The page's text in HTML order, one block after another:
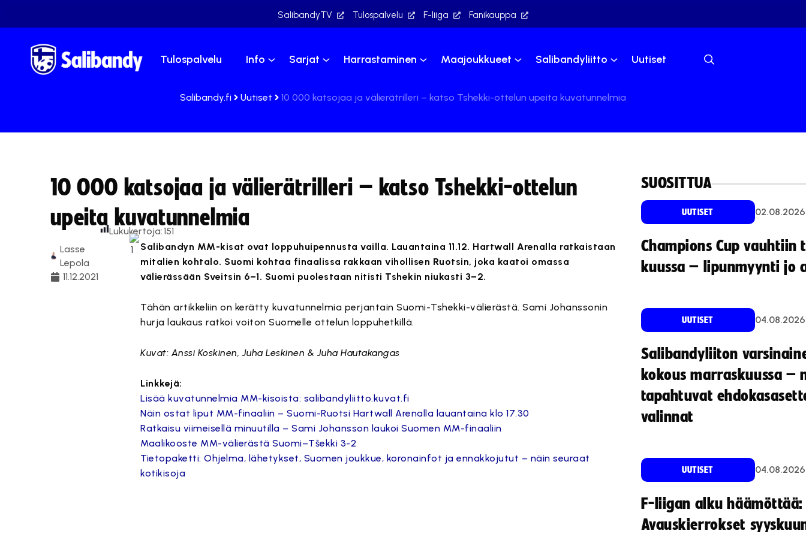
SalibandyTV Tulospalvelu F-liiga Fanikauppa
Tulospalvelu Info Sarjat Harrastaminen Maajoukkueet Salibandyliitto Uutiset
Salibandy.fi Uutiset 10 000 katsojaa ja välierätrilleri – katso Tshekki-ottelun upeita kuvatunnelmia
10 000 katsojaa ja välierätrilleri – katso Tshekki-ottelun
upeita kuvatunnelmia
Lasse
Lepola
11.12.2021
Lukukertoja:151
Salibandyn MM-kisat ovat loppuhuipennusta vailla. Lauantaina 11.12. Hartwall Arenalla ratkaistaan
mitalien kohtalo. Suomi kohtaa finaalissa rakkaan vihollisen Ruotsin, joka kaatoi omassa
välierässään Sveitsin 6–1. Suomi puolestaan nitisti Tshekin niukasti 3–2.
Tähän artikkeliin on kerätty kuvatunnelmia perjantain Suomi-Tshekki-välierästä. Sami Johanssonin
hurja laukaus ratkoi voiton Suomelle ottelun loppuhetkillä.
Kuvat: Anssi Koskinen, Juha Leskinen & Juha Hautakangas
Linkkejä:
Lisää kuvatunnelmia MM-kisoista: salibandyliitto.kuvat.fi
Näin ostat liput MM-finaaliin – Suomi-Ruotsi Hartwall Arenalla lauantaina klo 17.30
Ratkaisu viimeisellä minuutilla – Sami Johansson laukoi Suomen MM-finaaliin
Maalikooste MM-välierästä Suomi–Tšekki 3-2
Tietopaketti: Ohjelma, lähetykset, Suomen joukkue, koronainfot ja ennakkojutut – näin seuraat
kotikisoja
SUOSITTUA
UUTISET 02.08.2026
Champions Cup vauhtiin
kuussa – lipunmyynti jo
UUTISET 04.08.2026
Salibandyliiton
kokous marraskuussa –
tapahtuvat
valinnat
UUTISET 04.08.2026
F-liigan alku häämöttää:
Avauskierrokset